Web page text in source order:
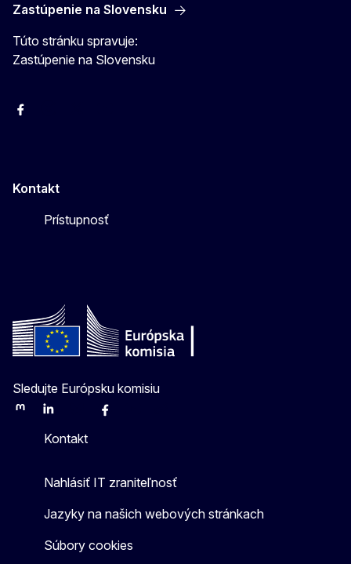
Zastúpenie na Slovensku
Túto stránku spravuje:
Zastúpenie na Slovensku
Facebook
Kontakt
Prístupnosť
Sledujte Európsku komisiu
MastodonLinkedInBlueskyFacebook
Kontakt
Nahlásiť IT zraniteľnosť
Jazyky na našich webových stránkach
Súbory cookies